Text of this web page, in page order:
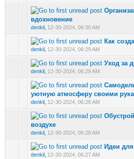
вдохновение
denkil 12-30-2024, 06:30 AM
0 Vote(s) - 0 out of 5 in
Как
denkil 12-30-2024, 06:29 AM
0 Vote(s) - 0 out of 5 in
Уход за
denkil 12-30-2024, 06:29 AM
0 Vote(s) - 0 out of 5 in
уютную атмосферу своими
denkil 12-30-2024, 06:28 AM
0 Vote(s) - 0 out of 5 in
воздухе
denkil 12-30-2024, 06:28 AM
Идеи
denkil 12-30-2024, 06:27 AM
0 Vote(s) - 0 out of 5 in